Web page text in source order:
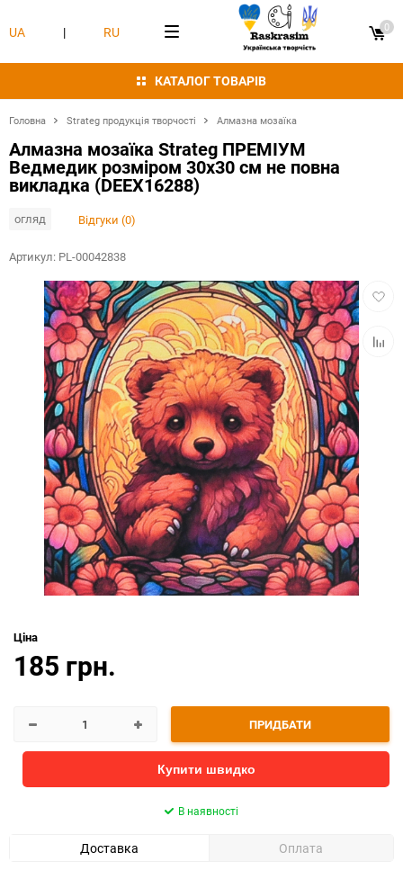
КАТАЛОГ ТОВАРІВ
UA | RU 0
Головна Strateg продукція творчості Алмазна мозаїка
Алмазна мозаїка Strateg ПРЕМІУМ
Ведмедик розміром 30х30 см не повна
викладка (DEEX16288)
огляд Відгуки (0)
Артикул: PL-00042838
Ціна
185 грн.
ПРИДБАТИ
Купити швидко
В наявності
Доставка Оплата